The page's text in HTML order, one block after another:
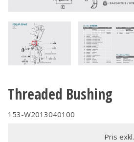
Threaded Bushing
153-W2013040100
Pris exkl.